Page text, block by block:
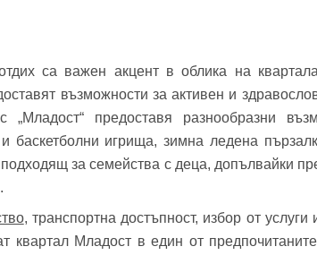
са важен акцент в облика на
възможности за активен и
„Младост“ предоставя разнообразни
баскетболни игрища, зимна ледена
за семейства с деца, допълвайки
, транспортна достъпност, избор от
квартал Младост в един от